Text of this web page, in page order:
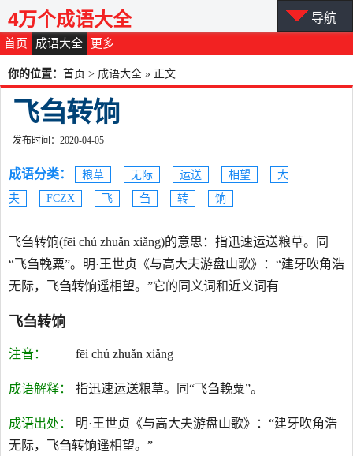
首页 成语大全 更多
4万个成语大全 导航
你的位置： 首页 > 成语大全 » 正文
飞刍转饷
发布时间：2020-04-05
成语分类： 粮草 无际 运送 相望
大
夫
FCZX 飞 刍 转 饷
飞刍转饷(fēi chú zhuǎn xiǎng)的意思：指迅速运送粮草。同
“飞刍輓粟”。明·王世贞《与高大夫游盘山歌》：“建牙吹角浩
无际，飞刍转饷遥相望。”它的同义词和近义词有
飞刍转饷
注音： fēi chú zhuǎn xiǎng
成语解释： 指迅速运送粮草。同“飞刍輓粟”。
成语出处：
明·王世贞《与高大夫游盘山歌》：“建牙吹角浩
无际，飞刍转饷遥相望。”